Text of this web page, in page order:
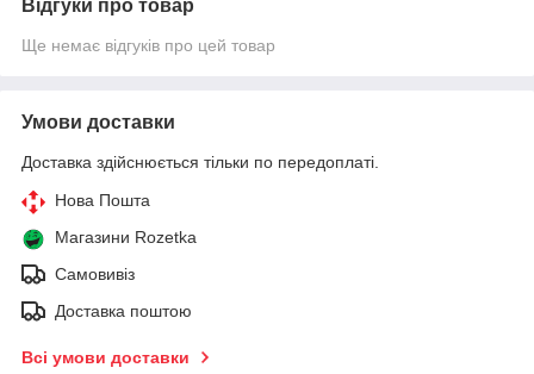
Відгуки про товар
Ще немає відгуків про цей товар
Умови доставки
Доставка здійснюється тільки по передоплаті.
Нова Пошта
Магазини Rozetka
Самовивіз
Доставка поштою
Всі умови доставки